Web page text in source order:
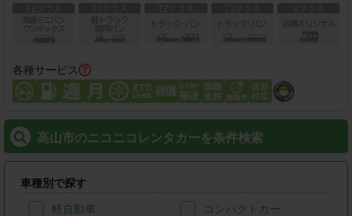
各種サービス
高山市のニコニコレンタカーを条件検索
車種別で探す
軽自動車 コンパクトカー